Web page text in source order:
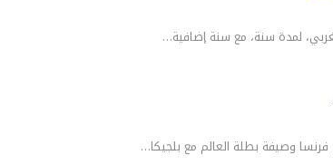
لمدة سنة، مع سنة إضافية…